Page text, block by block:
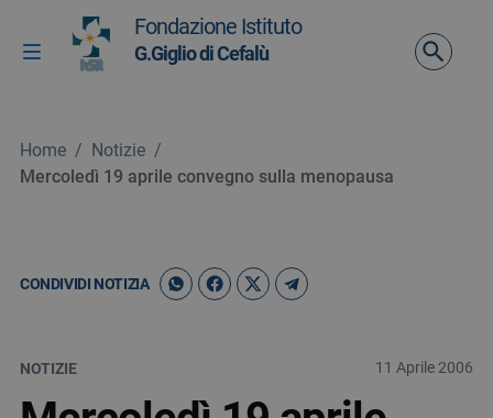
Vai ai contenuti
Vai al menu di navigazione
Vai al footer
Attiva / disattiva la navigazione
Fondazione Istituto
G.Giglio di Cefalù
Home / Notizie /
Mercoledì 19 aprile convegno sulla menopausa
CONDIVIDI NOTIZIA
NOTIZIE 11 Aprile 2006